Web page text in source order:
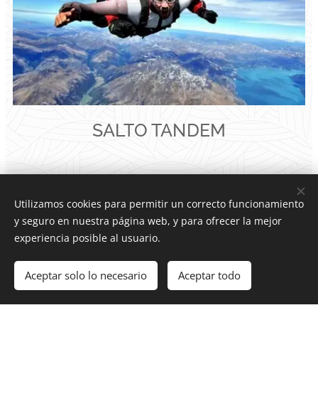
SALTO TANDEM
REGALOS
EXCLUSIVOS
Utilizamos cookies para permitir un correcto funcionamiento
y seguro en nuestra página web, y para ofrecer la mejor
experiencia posible al usuario.
Aceptar solo lo necesario Aceptar todo